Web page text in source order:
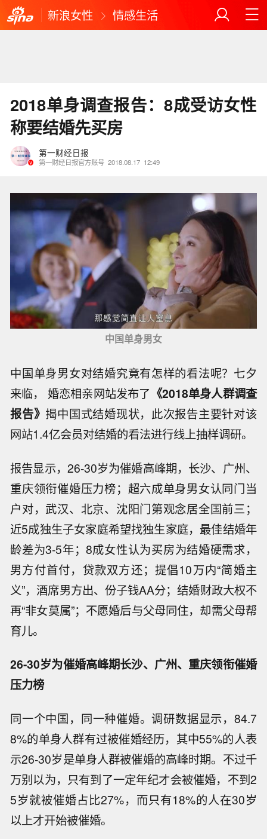
新浪女性 情感生活
2018单身调查报告：8成受访女性
称要结婚先买房
第一财经日报
第一财经日报官方账号 2018.08.17 12:49
中国单身男女
中国单身男女对结婚究竟有怎样的看法呢？七夕
来临， 婚恋相亲网站发布了 《2018单身人群调查
报告》 揭中国式结婚现状，此次报告主要针对该
网站1.4亿会员对结婚的看法进行线上抽样调研。
报告显示，26-30岁为催婚高峰期，长沙、广州、
重庆领衔催婚压力榜；超六成单身男女认同门当
户对，武汉、北京、沈阳门第观念居全国前三；
近5成独生子女家庭希望找独生家庭，最佳结婚年
龄差为3-5年；8成女性认为买房为结婚硬需求，
男方付首付，贷款双方还；提倡10万内“简婚主
义”，酒席男方出、份子钱AA分；结婚财政大权不
再“非女莫属”；不愿婚后与父母同住，却需父母帮
育儿。
26-30岁为催婚高峰期长沙、广州、重庆领衔催婚
压力榜
同一个中国，同一种催婚。调研数据显示，84.7
8%的单身人群有过被催婚经历，其中55%的人表
示26-30岁是单身人群被催婚的高峰时期。不过千
万别以为，只有到了一定年纪才会被催婚，不到2
5岁就被催婚占比27%，而只有18%的人在30岁
以上才开始被催婚。